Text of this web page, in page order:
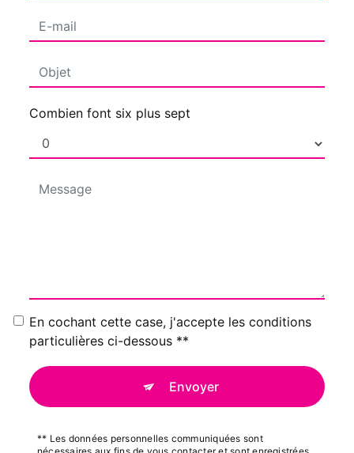
Combien font six plus sept
En cochant cette case, j'accepte les conditions
particulières ci-dessous **
Envoyer
** Les données personnelles communiquées sont